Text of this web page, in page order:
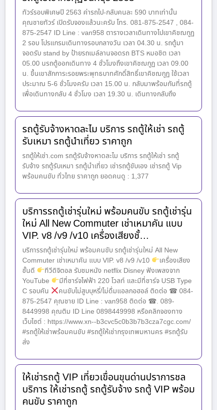
ทัวร์รอบพิเศษปี 2563 ค่ารถไป-กลับคนละ 590 บาทเท่านั้น
คุณชายทัวร์ เปิดรับจองแล้วนะครับ โทร. 081-875-2547 , 084-
875-2547 ID Line : van958 ตารางเวลาเดินทางไปเขาคิชฌกูฏ
2 รอบ โปรแกรมเดินทางรอบกลางวัน เวลา 04.30 น. รถตู้มา
จอดรับ stand by ป้ายรถเมล์ลานจอดรถ BTS หมอชิต เวลา
05.00 นรถตู้ออกเดินทาง 4 ชั่วโมงถึงเขาคิชฌกูฏ เวลา 09.00
น. ขึ้นเขาสักการะรอยพระพุทธบาทศักดิ์สิทธิ์เขาคิชฌกูฏ ใช้เวลา
ประมาณ 5-6 ชั่วโมงครับ เวลา 15.00 น. กลับมาพร้อมกันที่รถตู้
เพื่อเดินทางกลับ 4 ชั่วโมง เวลา 19.30 น. เดินทางกลับถึง
รถตู้รับจ้างหาดละไม บริการ รถตู้ให้เช่า รถตู้
รับเหมา รถตู้นำเที่ยว ราคาถูก
รถตู้ให้เช่า.com รถตู้รับจ้างหาดละไม บริการ รถตู้ให้เช่า รถตู้
รับจ้าง รถตู้รับเหมา รถตู้นำเที่ยว เช่ารถตู้ขับเอง เช่ารถตู้ Vip
พร้อมคนขับ ทั่วไทย ราคาถูก ยอดคนดู : 1,377
บริการรถตู้เช่ารุ่นใหม่ พร้อมคนขับ รถตู้เช่ารุ่น
ใหม่ All New Commuter เช่าเหมาคัน แบบ
VIP. v8 /v9 /v10 เครื่องเสียงชั้…
บริการรถตู้เช่ารุ่นใหม่ พร้อมคนขับ รถตู้เช่ารุ่นใหม่ All New
Commuter เช่าเหมาคัน แบบ VIP. v8 /v9 /v10
เครื่องเสียง
ชั้นดี
ทีวีดิจิตอล รับชมหนัง netflix Disney ฟังเพลงจาก
YouTube
มีที่ชาร์จไฟฟ้า 220 โวลท์ และมีที่ชาร์จ USB Type
C รอบคัน
คนขับไม่สูบบุหรี่/ไม่ดื่มแอลกอฮอล์ ติดต่อ ☎ 084-
875-2547 คุณชาย ID Line : van958 ติดต่อ ☎. 089-
8449998 คุณติม ID Line 0898449998 หรือคลิกจองทาง
เว็บไซต์ : https://www.xn--b3cvc5c0b3b7b3cza7cgc.com/
#รถตู้ให้เช่าพร้อมคนขับ #รถตู้ให้เช่ากรุงเทพมหานคร #รถตู้รับ
ส่ง
ให้เช่ารถตู้ VIP เที่ยวเขื่อนขุนด่านปราการชล
บริการ ให้เช่ารถตู้ รถตู้รับจ้าง รถตู้ VIP พร้อม
คนขับ ราคาถูก